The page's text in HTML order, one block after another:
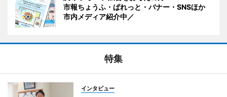
市報ちょうふ・ぱれっと・バナー・SNSほか
市内メディア紹介中／
特集
インタビュー